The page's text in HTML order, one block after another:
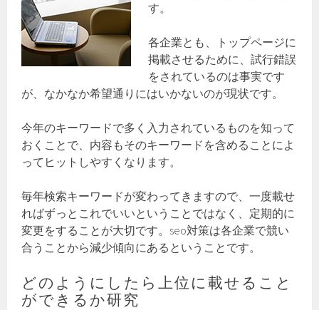
す。
各企業とも、トップページに
掲載させるために、試行錯誤
をされているのは事実です
が、なかなか希望通りにはいかないのが現状です。
今年のキーワードで多く入力されているものを知って
おくことで、内容もそのキーワードを含めることによ
ってヒットしやすくなります。
毎年検索キーワードが変わってきますので、一度載せ
ればずっとこれでいいということではなく、定期的に
変更をすることが大切です。seo対策は各企業で競い
合うことから減少傾向にあるということです。
どのようにしたら上位に載せること
ができるか研究